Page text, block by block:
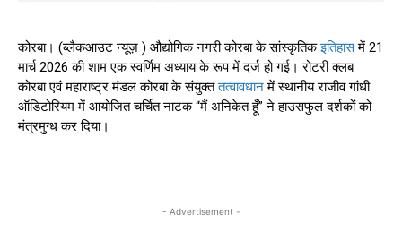
कोरबा। (ब्लैकआउट न्यूज़ ) औद्योगिक नगरी कोरबा के सांस्कृतिकइतिहासमें 21
मार्च 2026 की शाम एक स्वर्णिम अध्याय के रूप में दर्ज हो गई। रोटरी क्लब
कोरबा एवं महाराष्ट्र मंडल कोरबा के संयुक्ततत्वावधानमें स्थानीय राजीव गांधी
ऑडिटोरियम में आयोजित चर्चित नाटक “मैं अनिकेत हूँ” ने हाउसफुल दर्शकों को
मंत्रमुग्ध कर दिया।
- Advertisement -